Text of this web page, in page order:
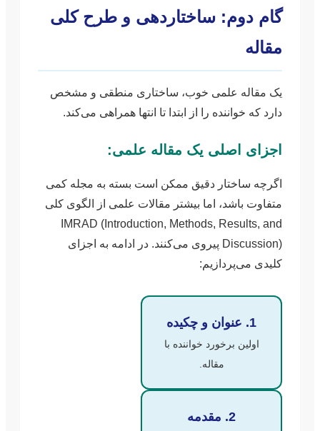
گام دوم: ساختاردهی و طرح کلی
مقاله
یک مقاله علمی خوب، ساختاری منطقی و مشخص
دارد که خواننده را از ابتدا تا انتها همراهی می‌کند.
اجزای اصلی یک مقاله علمی:
اگرچه ساختار دقیق ممکن است بسته به مجله کمی
متفاوت باشد، اما بیشتر مقالات علمی از الگوی کلی
IMRAD (Introduction, Methods, Results, and
Discussion) پیروی می‌کنند. در ادامه به اجزای
کلیدی می‌پردازیم:
1. عنوان و چکیده
اولین برخورد خواننده با
مقاله.
2. مقدمه